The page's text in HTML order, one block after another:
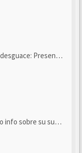
y seguimiento
sobre su sustitución